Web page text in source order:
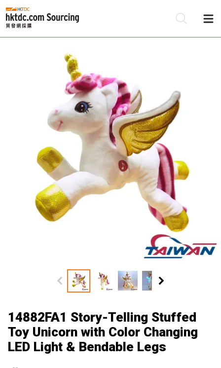
14882FA1 Story-Telling Stuffed
Toy Unicorn with Color Changing
LED Light & Bendable Legs